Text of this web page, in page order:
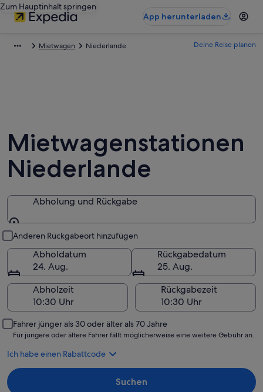
Zum Hauptinhalt springen
App herunterladen
Mietwagen Niederlande Deine Reise planen
Mietwagenstationen
Niederlande
Abholung und Rückgabe
Anderen Rückgabeort hinzufügen
Abholdatum
24. Aug.
Rückgabedatum
25. Aug.
Abholzeit
Rückgabezeit
Fahrer jünger als 30 oder älter als 70 Jahre
Für jüngere oder ältere Fahrer fällt möglicherweise eine weitere Gebühr an.
Ich habe einen Rabattcode
Suchen